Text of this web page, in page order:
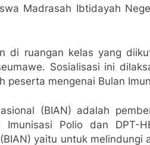
Madrasah Ibtidayah
di ruangan kelas yang
Sosialisasi ini
peserta mengenai Bulan
(BIAN) adalah
Imunisasi Polio dan DPT-
yaitu untuk